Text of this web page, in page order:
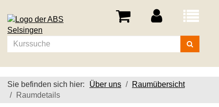
Menü
Kurse
suchen
Sie befinden sich hier: Über uns
Raumübersicht
Raumdetails